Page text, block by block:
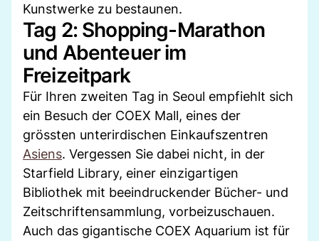
Kunstwerke zu bestaunen.
Tag 2: Shopping-Marathon
und Abenteuer im
Freizeitpark
Für Ihren zweiten Tag in Seoul empfiehlt sich
ein Besuch der COEX Mall, eines der
grössten unterirdischen Einkaufszentren
Asiens. Vergessen Sie dabei nicht, in der
Starfield Library, einer einzigartigen
Bibliothek mit beeindruckender Bücher- und
Zeitschriftensammlung, vorbeizuschauen.
Auch das gigantische COEX Aquarium ist für